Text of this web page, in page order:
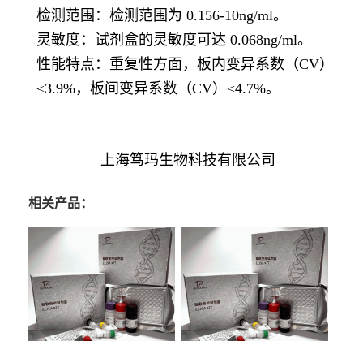
检测范围：检测范围为 0.156-10ng/ml。
灵敏度：试剂盒的灵敏度可达 0.068ng/ml。
性能特点：重复性方面，板内变异系数（CV）
≤3.9%，板间变异系数（CV）≤4.7%。
上海笃玛生物科技有限公司
相关产品：